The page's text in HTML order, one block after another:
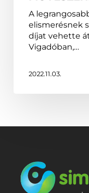
A
elismerésnek
díjat vehette
Vigadóban,…
2022.11.03.